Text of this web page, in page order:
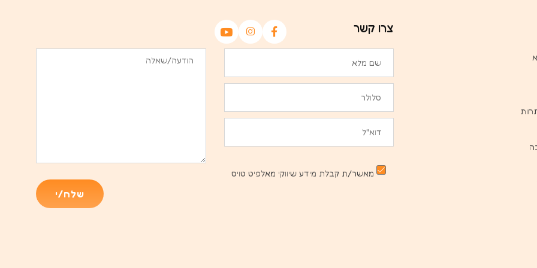
צרו קשר
מאשר/ת קבלת מידע שיווקי מאלפיט טויס